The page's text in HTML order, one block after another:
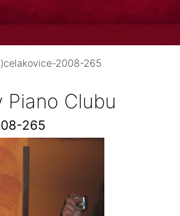
2008-265
Piano Clubu
265